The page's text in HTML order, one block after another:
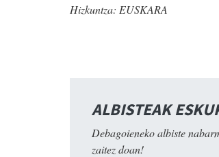
Hizkuntza: EUSKARA
ALBISTEAK
Debagoieneko albiste
zaitez doan!